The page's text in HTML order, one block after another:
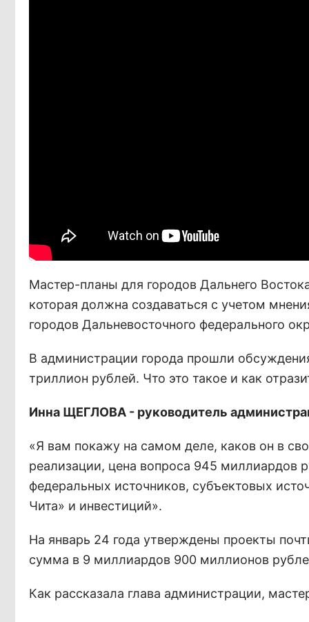
Мастер-планы для городов Дальнего
которая должна создаваться с учетом
городов Дальневосточного федерального
В администрации города прошли
триллион рублей. Что это такое и как
Инна ЩЕГЛОВА - руководитель
«Я вам покажу на самом деле, каков он в
реализации, цена вопроса 945 миллиардов
федеральных источников, субъектовых
Чита» и инвестиций».
На январь 24 года утверждены проекты
сумма в 9 миллиардов 900 миллионов
Как рассказала глава администрации,